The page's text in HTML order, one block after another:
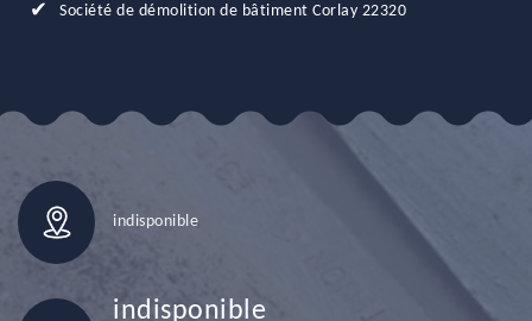
Société de démolition de bâtiment Corlay 22320
indisponible
indisponible